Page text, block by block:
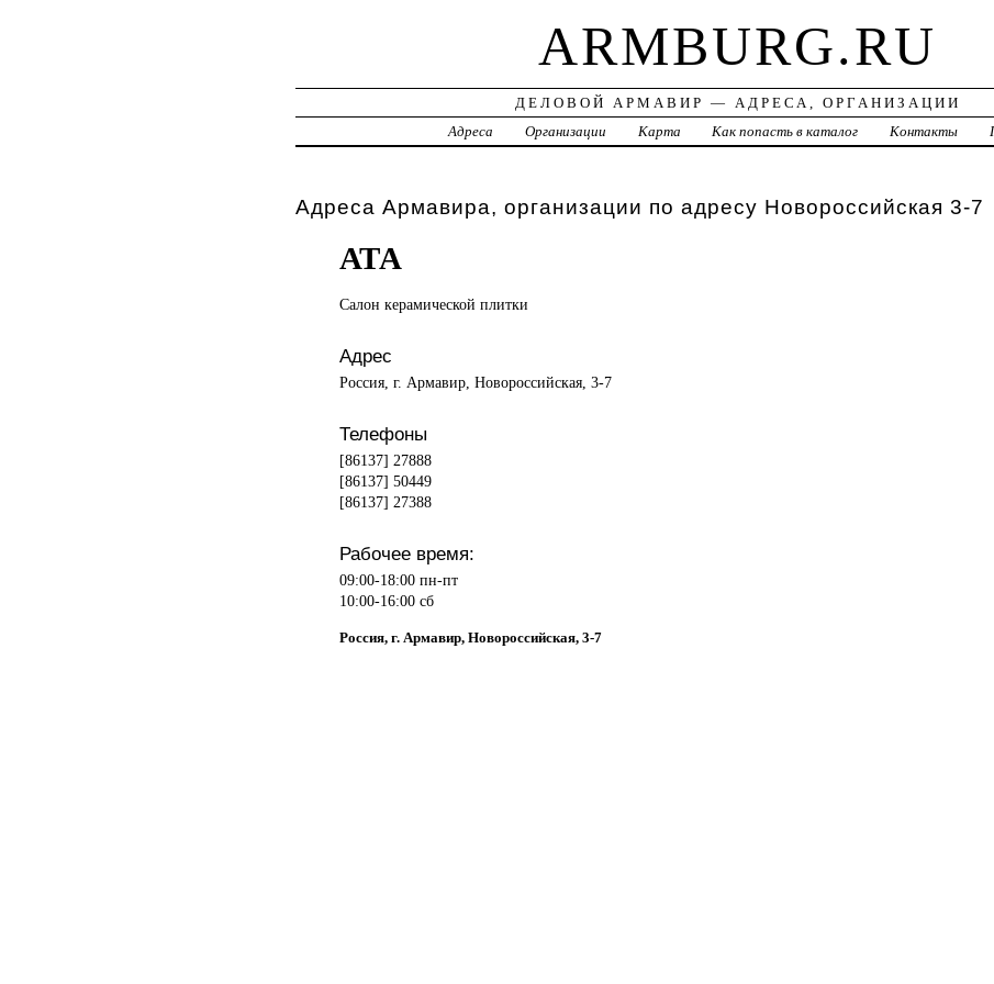
ARMBURG.RU
ДЕЛОВОЙ АРМАВИР — АДРЕСА, ОРГАНИЗАЦИИ
Адреса
Организации Карта Как попасть в каталог Контакты
Адреса Армавира, организации по адресу Новороссийская 3-7
АТА
Салон керамической плитки
Адрес
Россия, г. Армавир, Новороссийская, 3-7
Телефоны
[86137] 27888
[86137] 50449
[86137] 27388
Рабочее время:
09:00-18:00 пн-пт
10:00-16:00 сб
Россия, г. Армавир, Новороссийская, 3-7